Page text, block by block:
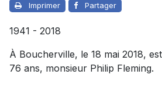
Imprimer Partager
1941 - 2018
À Boucherville, le 18 mai 2018,
76 ans, monsieur Philip Fleming.